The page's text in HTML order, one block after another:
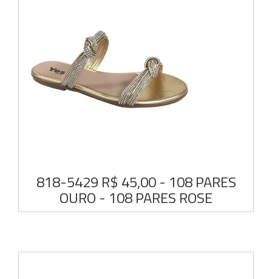
818-5429 R$ 45,00 - 108 PARES
OURO - 108 PARES ROSE